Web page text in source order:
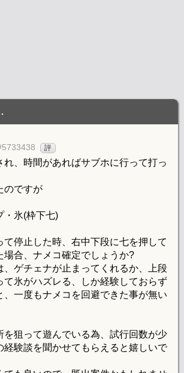
評
れ、時間があればサブホに行って打っ
のですが
・氷(枠下七)
て停止した時、右中下段に七を押して
場合、ナメコ確定でしょうか?
、ゲチェナが止まってくれるか、上段
て氷がハズレる、しか経験しておらず
、一度もナメコを回避できた事が無い
を狙って遊んでいる為、試行回数が少
経験談を聞かせてもらえると嬉しいで